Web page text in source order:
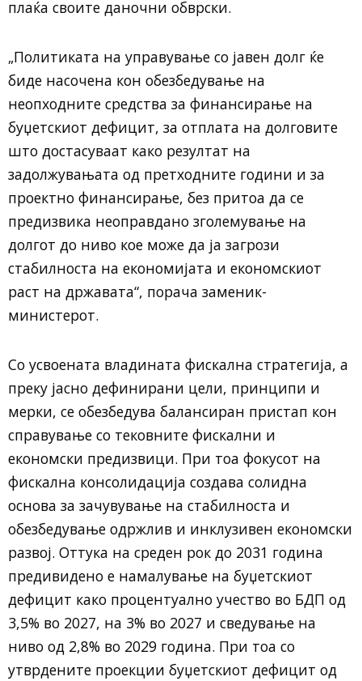
плаќа своите даночни обврски.
„Политиката на управување со јавен долг ќе
биде насочена кон обезбедување на
неопходните средства за финансирање на
буџетскиот дефицит, за отплата на долговите
што достасуваат како резултат на
задолжувањата од претходните години и за
проектно финансирање, без притоа да се
предизвика неоправдано зголемување на
долгот до ниво кое може да ја загрози
стабилноста на економијата и економскиот
раст на државата“, порача заменик-
министерот.
Со усвоената владината фискална стратегија, а
преку јасно дефинирани цели, принципи и
мерки, се обезбедува балансиран пристап кон
справување со тековните фискални и
економски предизвици. При тоа фокусот на
фискална консолидација создава солидна
основа за зачувување на стабилноста и
обезбедување одржлив и инклузивен економски
развој. Оттука на среден рок до 2031 година
предивидено е намалување на буџетскиот
дефицит како процентуално учество во БДП од
3,5% во 2027, на 3% во 2027 и сведување на
ниво од 2,8% во 2029 година. При тоа со
утврдените проекции буџетскиот дефицит од